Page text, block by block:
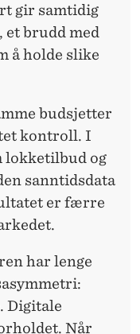
gir samtidig
et brudd med
å holde slike
budsjetter
kontroll. I
lokketilbud og
sanntidsdata
er færre
har lenge
Digitale
Når